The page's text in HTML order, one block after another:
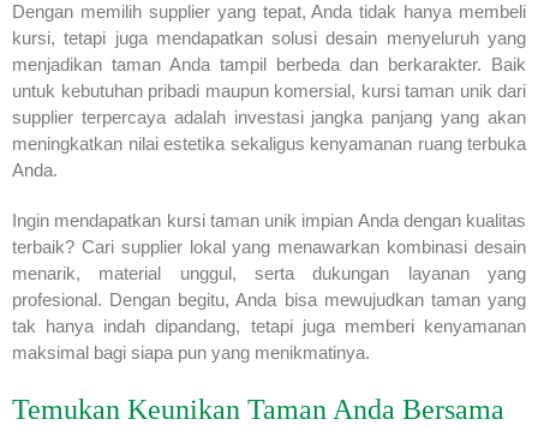
Dengan memilih supplier yang tepat, Anda tidak hanya membeli
kursi, tetapi juga mendapatkan solusi desain menyeluruh yang
menjadikan taman Anda tampil berbeda dan berkarakter. Baik
untuk kebutuhan pribadi maupun komersial, kursi taman unik dari
supplier terpercaya adalah investasi jangka panjang yang akan
meningkatkan nilai estetika sekaligus kenyamanan ruang terbuka
Anda.
Ingin mendapatkan kursi taman unik impian Anda dengan kualitas
terbaik? Cari supplier lokal yang menawarkan kombinasi desain
menarik, material unggul, serta dukungan layanan yang
profesional. Dengan begitu, Anda bisa mewujudkan taman yang
tak hanya indah dipandang, tetapi juga memberi kenyamanan
maksimal bagi siapa pun yang menikmatinya.
Temukan Keunikan Taman Anda Bersama